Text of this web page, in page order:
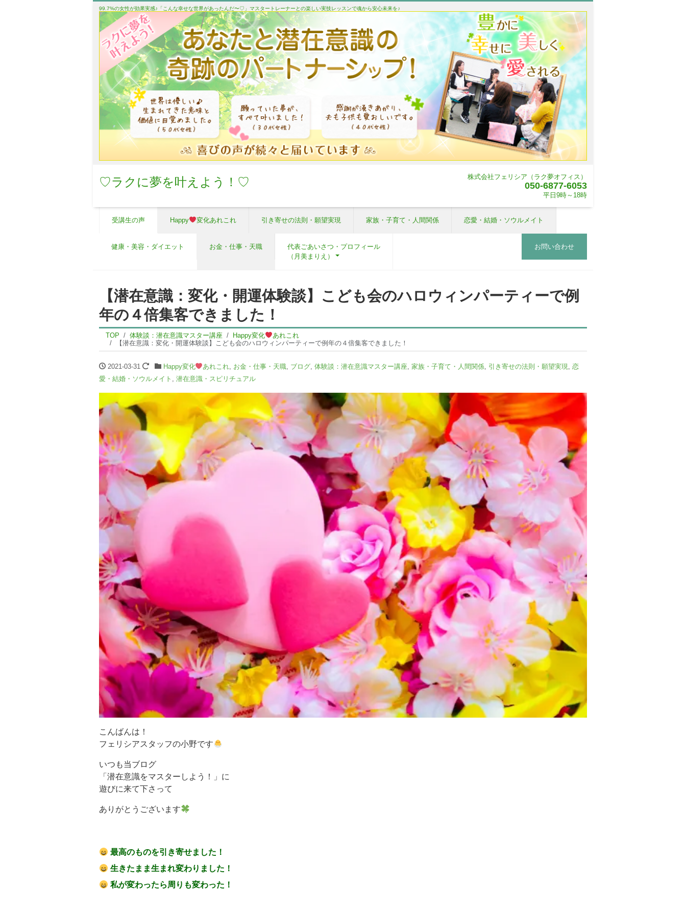
99.7%の女性が効果実感♪「こんな幸せな世界があったんだ〜♡」マスタートレーナーとの楽しい実技レッスンで魂から安心未来を♪
♡ラクに夢を叶えよう！♡ 株式会社フェリシア（ラク夢オフィス）
050-6877-6053
平日9時～18時
受講生の声 Happy 変化あれこれ 引き寄せの法則・願望実現 家族・子育て・人間関係 恋愛・結婚・ソウルメイト
健康・美容・ダイエット お金・仕事・天職
代表ごあいさつ・プロフィール
（月美まりえ）
お問い合わせ
【潜在意識：変化・開運体験談】こども会のハロウィンパーティーで例
年の４倍集客できました！
TOP 体験談：潜在意識マスター講座 Happy変化
あれこれ
【潜在意識：変化・開運体験談】こども会のハロウィンパーティーで例年の４倍集客できました！
2021-03-31 Happy変化 あれこれ お金・仕事・天職 ブログ ,体験談：潜在意識マスター講座 ,家族・子育て・人間関係 引き寄せの法則・願望実現 ,恋
愛・結婚・ソウルメイト
潜在意識・スピリチュアル
こんばんは！
フェリシアスタッフの小野です
いつも当ブログ
「潜在意識をマスターしよう！」に
遊びに来て下さって
ありがとうございます
最高のものを引き寄せました！
生きたまま生まれ変わりました！
私が変わったら周りも変わった！